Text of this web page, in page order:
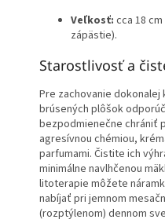
Veľkosť: cca 18
zápästie).
Starostlivosť a
Pre zachovanie
brúsených plôšok
bezpodmienečne chrániť
agresívnou chémiou,
parfumami. Čistite ich
minimálne navlhčenou
litoterapie môžete
nabíjať pri jemnom
(rozptýlenom) dennom